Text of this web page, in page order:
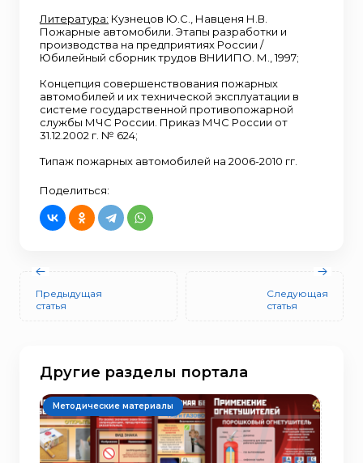
Литература: Кузнецов Ю.С., Навценя Н.В.
Пожарные автомобили. Этапы разработки и
производства на предприятиях России /
Юбилейный сборник трудов ВНИИПО. М., 1997;
Концепция совершенствования пожарных
автомобилей и их технической эксплуатации в
системе государственной противопожарной
службы МЧС России. Приказ МЧС России от
31.12.2002 г. № 624;
Типаж пожарных автомобилей на 2006-2010 гг.
Поделиться:
Предыдущая
статья
Следующая
статья
Другие разделы портала
Методические материалы